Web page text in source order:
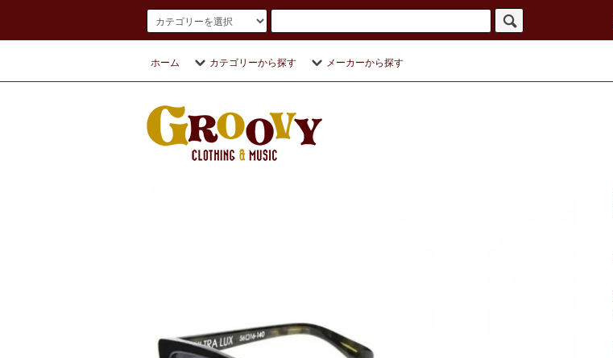
ホーム カテゴリーから探す メーカーから探す